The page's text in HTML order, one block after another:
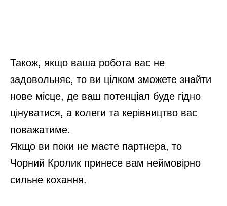
Також, якщо ваша робота вас не
задовольняє, то ви цілком зможете знайти
нове місце, де ваш потенціал буде гідно
цінуватися, а колеги та керівництво вас
поважатиме.
Якщо ви поки не маєте партнера, то
Чорний Кролик принесе вам неймовірно
сильне кохання.